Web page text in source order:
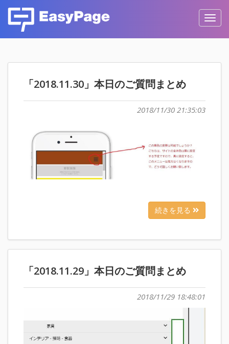
「2018.11.30」本日のご質問まとめ
2018/11/30 21:35:03
続きを見る
「2018.11.29」本日のご質問まとめ
2018/11/29 18:48:01